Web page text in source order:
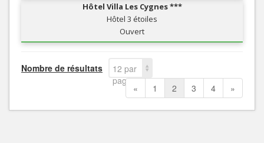
Hôtel Villa Les Cygnes ***
Hôtel 3 étoiles
Ouvert
Nombre de résultats
12 par
page
« 1 2 3 4 »